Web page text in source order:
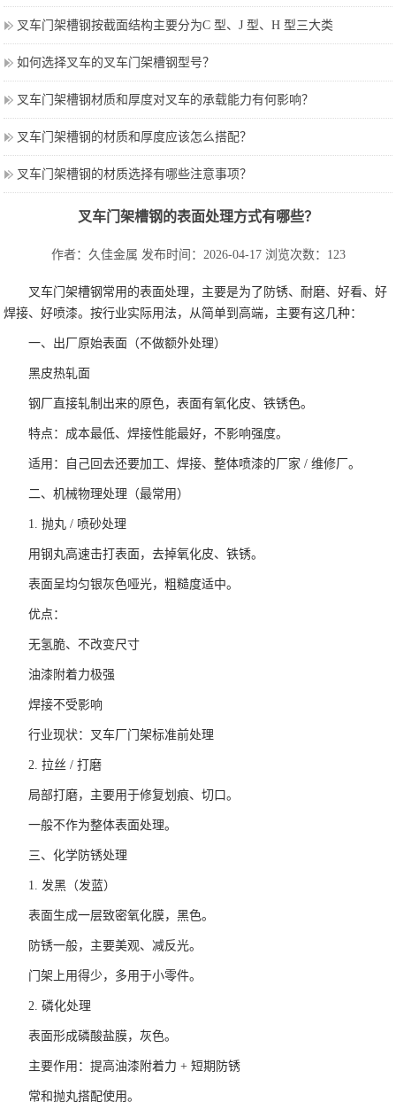
叉车门架槽钢按截面结构主要分为C 型、J 型、H 型三大类
如何选择叉车的叉车门架槽钢型号？
叉车门架槽钢材质和厚度对叉车的承载能力有何影响？
叉车门架槽钢的材质和厚度应该怎么搭配？
叉车门架槽钢的材质选择有哪些注意事项？
叉车门架槽钢的表面处理方式有哪些？
作者：久佳金属 发布时间：2026-04-17 浏览次数：123
叉车门架槽钢常用的表面处理，主要是为了防锈、耐磨、好看、好
焊接、好喷漆。按行业实际用法，从简单到高端，主要有这几种：
一、出厂原始表面（不做额外处理）
黑皮热轧面
钢厂直接轧制出来的原色，表面有氧化皮、铁锈色。
特点：成本最低、焊接性能最好，不影响强度。
适用：自己回去还要加工、焊接、整体喷漆的厂家 / 维修厂。
二、机械物理处理（最常用）
1. 抛丸 / 喷砂处理
用钢丸高速击打表面，去掉氧化皮、铁锈。
表面呈均匀银灰色哑光，粗糙度适中。
优点：
无氢脆、不改变尺寸
油漆附着力极强
焊接不受影响
行业现状：叉车厂门架标准前处理
2. 拉丝 / 打磨
局部打磨，主要用于修复划痕、切口。
一般不作为整体表面处理。
三、化学防锈处理
1. 发黑（发蓝）
表面生成一层致密氧化膜，黑色。
防锈一般，主要美观、减反光。
门架上用得少，多用于小零件。
2. 磷化处理
表面形成磷酸盐膜，灰色。
主要作用：提高油漆附着力 + 短期防锈
常和抛丸搭配使用。